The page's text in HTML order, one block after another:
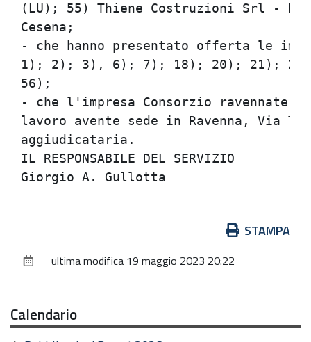
(LU); 55) Thiene Costruzioni
- che hanno presentato offerta
1); 2); 3), 6); 7); 18); 20);
- che l'impresa Consorzio
lavoro avente sede in
IL
documento
STAMPA
ultima modifica 19 maggio 2023 20:22
Calendario